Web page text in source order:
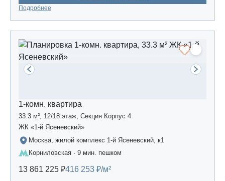
Подробнее
1-комн. квартира
33.3 м², 12/18 этаж, Секция Корпус 4
ЖК «1-й Ясеневский»
Москва, жилой комплекс 1-й Ясеневский, к1
Корниловская · 9 мин. пешком
13 861 225 ₽416 253 ₽/м²